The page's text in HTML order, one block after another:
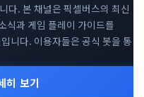
다. 본 채널은 픽셀버스의 최신
식과 게임 플레이 가이드를
니다. 이용자들은 공식 봇을 통한
으로 확인할 수 있습니다.
와 텔레그램 생태계의 결합을
히 보기